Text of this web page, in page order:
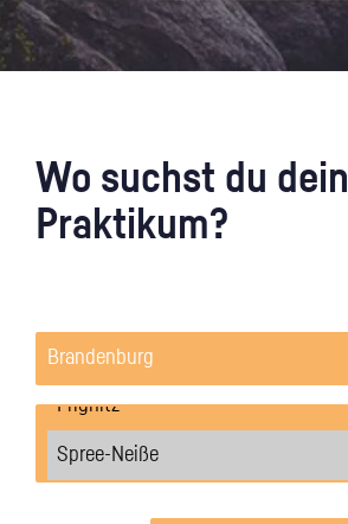
Wo suchst du dein
Praktikum?